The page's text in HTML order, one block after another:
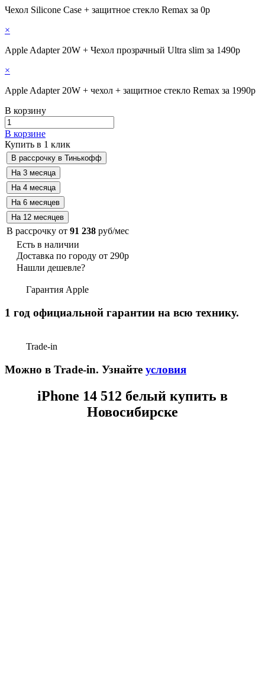
Чехол Silicone Case + защитное стекло Remax за 0р
×
Apple Adapter 20W + Чехол прозрачный Ultra slim за 1490р
×
Apple Adapter 20W + чехол + защитное стекло Remax за 1990р
В корзину
В корзине
Купить в 1 клик
В рассрочку от 91 238 руб/мес
Есть в наличии
Доставка по городу от 290р
Нашли дешевле?
Гарантия Apple
1 год официальной гарантии на всю технику.
Trade-in
Можно в Trade-in. Узнайте условия
iPhone 14 512 белый купить в
Новосибирске